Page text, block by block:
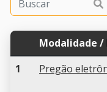
Modalidade /
1
Pregão